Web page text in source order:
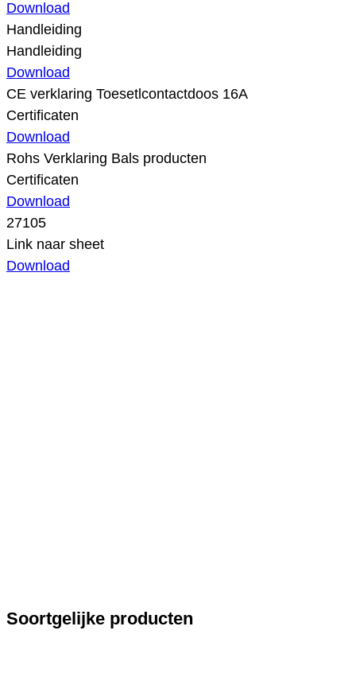
Download
Handleiding
Handleiding
Download
CE verklaring Toesetlcontactdoos 16A
Certificaten
Download
Rohs Verklaring Bals producten
Certificaten
Download
27105
Link naar sheet
Download
Soortgelijke producten